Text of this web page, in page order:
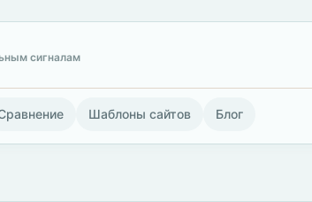
сигналам
Шаблоны сайтов Блог